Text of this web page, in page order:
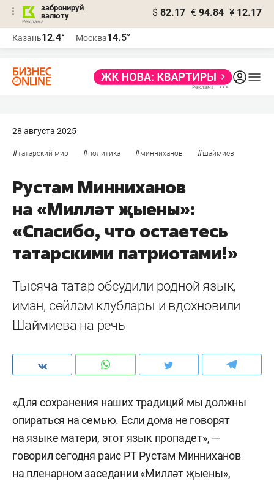
забронируй
валюту
$ 82.17 € 94.84 ¥ 12.17
Казань12.4° Москва14.5°
28 августа 2025
#татарский мир #политика #минниханов #шаймиев
Рустам Минниханов
на «Милләт җыены»:
«Спасибо, что остаетесь
татарскими патриотами!»
Тысяча татар обсудили родной язык,
иман, сөйләм клублары и вдохновили
Шаймиева на речь
«Для сохранения наших традиций мы должны
опираться на семью. Если дома не говорят
на языке матери, этот язык пропадет», —
говорил сегодня раис РТ Рустам Минниханов
на пленарном заседании «Милләт җыены»,